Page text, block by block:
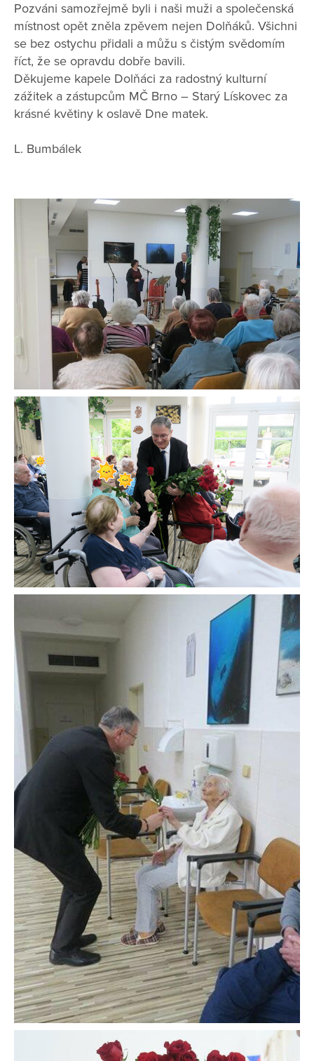
Pozváni samozřejmě byli i naši muži a společenská
místnost opět zněla zpěvem nejen Dolňáků. Všichni
se bez ostychu přidali a můžu s čistým svědomím
říct, že se opravdu dobře bavili.
Děkujeme kapele Dolňáci za radostný kulturní
zážitek a zástupcům MČ Brno – Starý Lískovec za
krásné květiny k oslavě Dne matek.
L. Bumbálek